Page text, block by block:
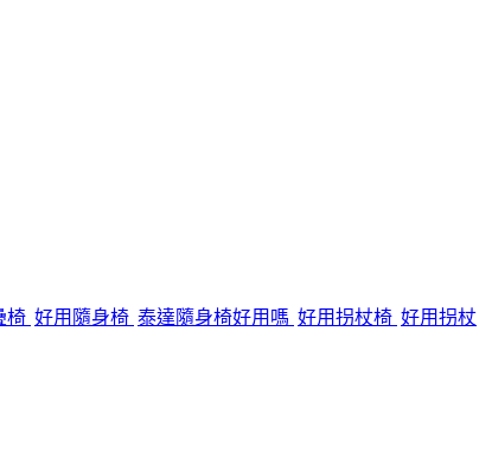
椅 好用隨身椅 泰達隨身椅好用嗎 好用拐杖椅 好用拐杖